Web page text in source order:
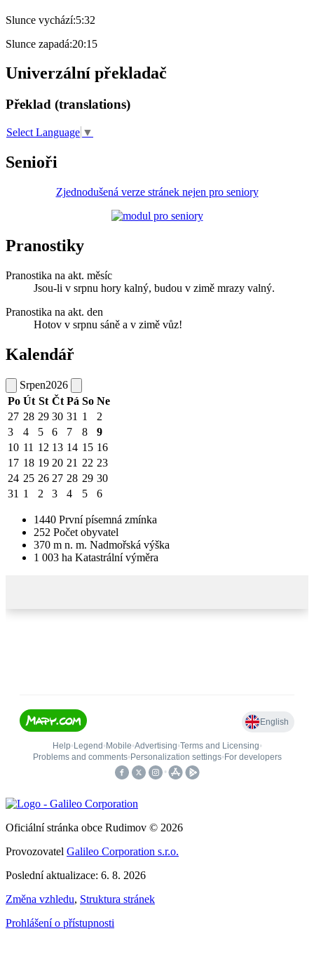
Slunce vychází:5:32
Slunce zapadá:20:15
Univerzální překladač
Překlad (translations)
Select Language ▼
Senioři
Zjednodušená verze stránek nejen pro seniory
Pranostiky
Pranostika na akt. měsíc
Jsou-li v srpnu hory kalný, budou v zimě mrazy valný.
Pranostika na akt. den
Hotov v srpnu sáně a v zimě vůz!
Kalendář
Srpen2026
Po Út St Čt Pá So Ne
27 28 29 30 31 1
2
3
4 5 6 7 8
9
10 11 12 13 14 15 16
17 18 19 20 21 22 23
24 25 26 27 28 29 30
31 1 2 3 4 5 6
1440 První písemná zmínka
252 Počet obyvatel
370 m n. m. Nadmořská výška
1 003 ha Katastrální výměra
Oficiální stránka obce Rudimov © 2026
Provozovatel Galileo Corporation s.r.o.
Poslední aktualizace: 6. 8. 2026
Změna vzhledu, Struktura stránek
Prohlášení o přístupnosti